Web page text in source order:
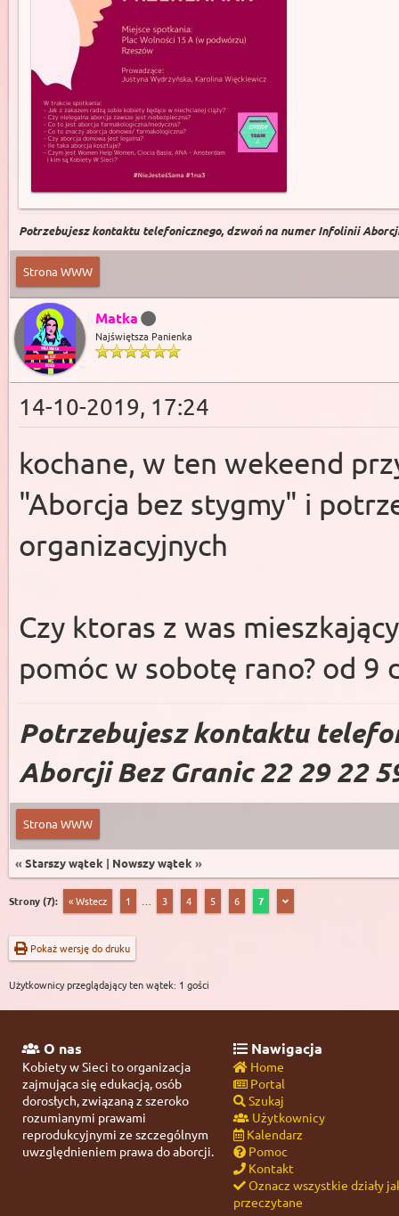
Potrzebujesz kontaktu telefonicznego, dzwoń na numer Infolinii Aborcji
Strona WWW
Matka
Najświętsza Panienka
14-10-2019, 17:24
kochane, w ten wekeend
"Aborcja bez stygmy" i
organizacyjnych
Czy ktoras z was
pomóc w sobotę rano? od 9
Potrzebujesz kontaktu
Aborcji Bez Granic 22 29 22
Strona WWW
« Starszy wątek | Nowszy wątek »
Strony (7): « Wstecz 1 3 4 5 6 7
Pokaż wersję do druku
Użytkownicy przeglądający ten wątek: 1 gości
O nas
Kobiety w Sieci to organizacja
zajmująca się edukacją, osób
dorosłych, związaną z szeroko
rozumianymi prawami
reprodukcyjnymi ze szczególnym
uwzględnieniem prawa do aborcji.
Nawigacja
Home
Portal
Szukaj
Użytkownicy
Kalendarz
Pomoc
Kontakt
Oznacz wszystkie działy
przeczytane